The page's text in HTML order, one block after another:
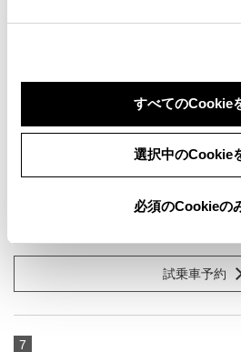
すべてのCookie
選択中のCookie
必須のCookieの
シエンタ
1500cc
試乗車予約
7